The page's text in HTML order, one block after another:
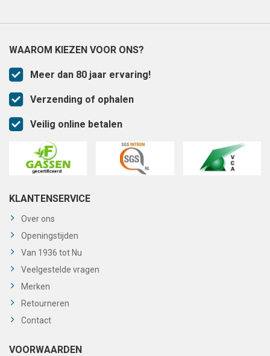
WAAROM KIEZEN VOOR ONS?
Meer dan 80 jaar ervaring!
Verzending of ophalen
Veilig online betalen
KLANTENSERVICE
Over ons
Openingstijden
Van 1936 tot Nu
Veelgestelde vragen
Merken
Retourneren
Contact
VOORWAARDEN